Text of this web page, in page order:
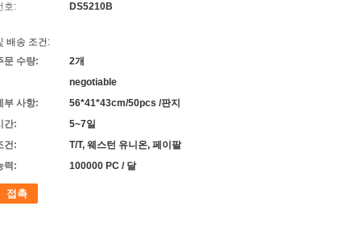
호:
DS5210B
배송 조건:
문 수량:
2개
negotiable
부 사항:
56*41*43cm/50pcs /판지
간:
5~7일
건:
T/T, 웨스턴 유니온, 페이팔
력:
100000 PC / 달
접촉